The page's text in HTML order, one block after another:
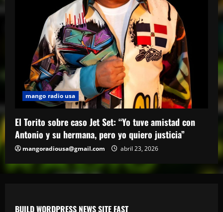
mango radio usa
El Torito sobre caso Jet Set: “Yo tuve amistad con
Antonio y su hermana, pero yo quiero justicia”
mangoradiousa@gmail.com abril 23, 2026
BUILD WORDPRESS NEWS SITE FAST